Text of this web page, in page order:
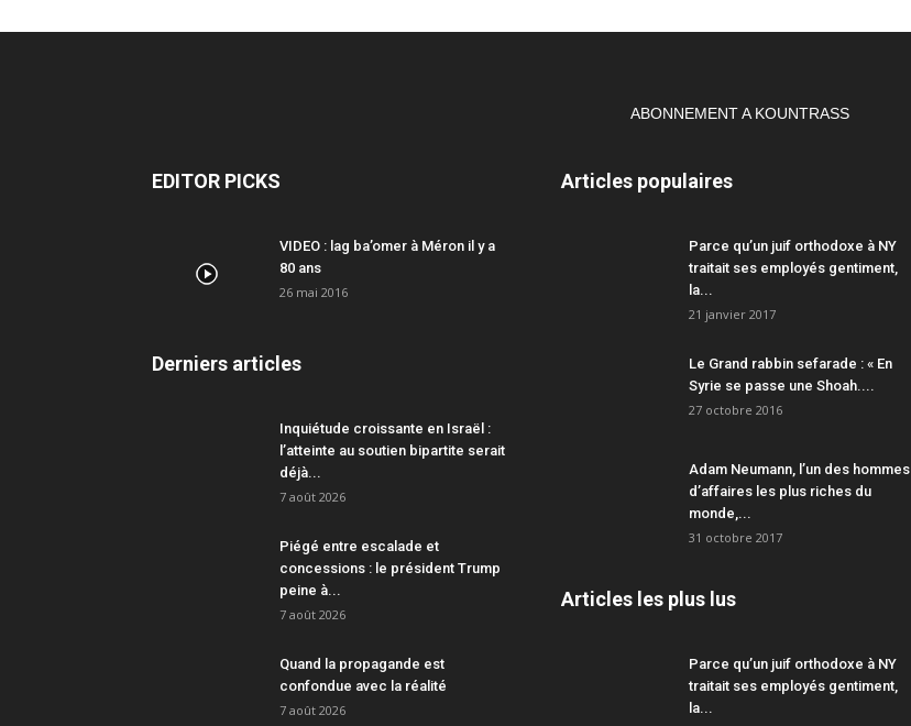
ABONNEMENT A KOUNTRASS
EDITOR PICKS
VIDEO : lag ba’omer à Méron il y a
80 ans
26 mai 2016
Derniers articles
Inquiétude croissante en Israël :
l’atteinte au soutien bipartite serait
déjà...
7 août 2026
Piégé entre escalade et
concessions : le président Trump
peine à...
7 août 2026
Quand la propagande est
confondue avec la réalité
7 août 2026
Articles populaires
Parce qu’un juif orthodoxe à NY
traitait ses employés gentiment,
la...
21 janvier 2017
Le Grand rabbin sefarade : « En
Syrie se passe une Shoah....
27 octobre 2016
Adam Neumann, l’un des hommes
d’affaires les plus riches du
monde,...
31 octobre 2017
Articles les plus lus
Parce qu’un juif orthodoxe à NY
traitait ses employés gentiment,
la...